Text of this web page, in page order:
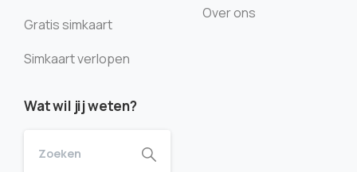
Gratis simkaart
Simkaart verlopen
Over ons
Wat wil jij weten?